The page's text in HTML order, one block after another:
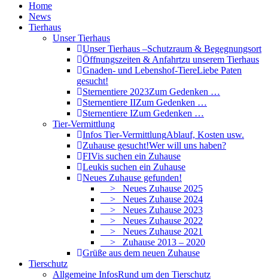
Home
News
Tierhaus
Unser Tierhaus
Unser Tierhaus –Schutzraum & Begegnungsort
Öffnungszeiten & Anfahrtzu unserem Tierhaus
Gnaden- und Lebenshof-TiereLiebe Paten
gesucht!
Sternentiere 2023Zum Gedenken …
Sternentiere IIZum Gedenken …
Sternentiere IZum Gedenken …
Tier-Vermittlung
Infos Tier-VermittlungAblauf, Kosten usw.
Zuhause gesucht!Wer will uns haben?
FIVis suchen ein Zuhause
Leukis suchen ein Zuhause
Neues Zuhause gefunden!
> Neues Zuhause 2025
> Neues Zuhause 2024
> Neues Zuhause 2023
> Neues Zuhause 2022
> Neues Zuhause 2021
> Zuhause 2013 – 2020
Grüße aus dem neuen Zuhause
Tierschutz
Allgemeine InfosRund um den Tierschutz